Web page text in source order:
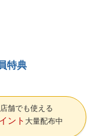
特典
店舗でも使える
ント 大量配布中